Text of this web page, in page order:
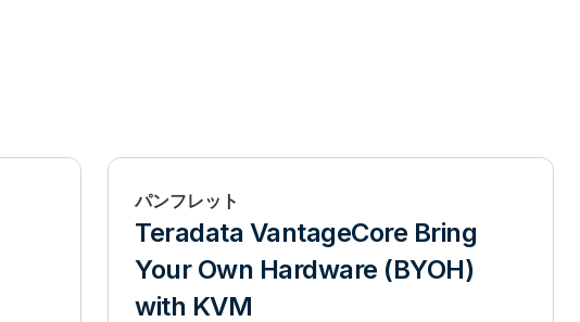
パンフレット
Teradata VantageCore Bring
Your Own Hardware (BYOH)
with KVM